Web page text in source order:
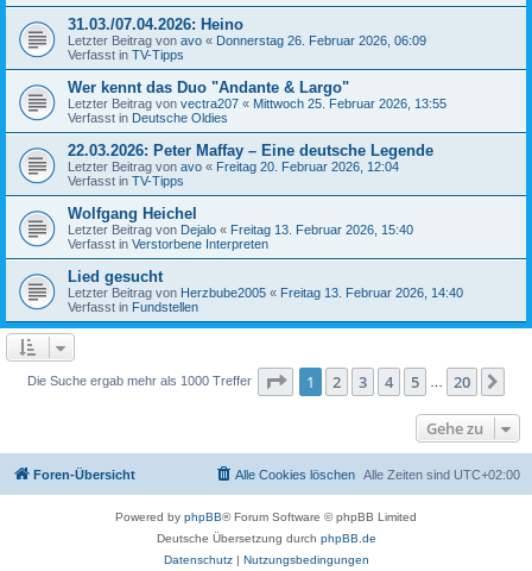
31.03./07.04.2026: Heino
Letzter Beitrag von avo « Donnerstag 26. Februar 2026, 06:09
Verfasst in TV-Tipps
Wer kennt das Duo "Andante & Largo"
Letzter Beitrag von vectra207 « Mittwoch 25. Februar 2026, 13:55
Verfasst in Deutsche Oldies
22.03.2026: Peter Maffay – Eine deutsche Legende
Letzter Beitrag von avo « Freitag 20. Februar 2026, 12:04
Verfasst in TV-Tipps
Wolfgang Heichel
Letzter Beitrag von Dejalo « Freitag 13. Februar 2026, 15:40
Verfasst in Verstorbene Interpreten
Lied gesucht
Letzter Beitrag von Herzbube2005 « Freitag 13. Februar 2026, 14:40
Verfasst in Fundstellen
Die Suche ergab mehr als 1000 Treffer Seite 1von 20
1 2 3 4 5 20
Gehe zu
Foren-Übersicht Alle Zeiten sind UTC+02:00
Alle Cookies löschen
Powered by phpBB® Forum Software © phpBB Limited
Deutsche Übersetzung durch phpBB.de
Datenschutz| Nutzungsbedingungen